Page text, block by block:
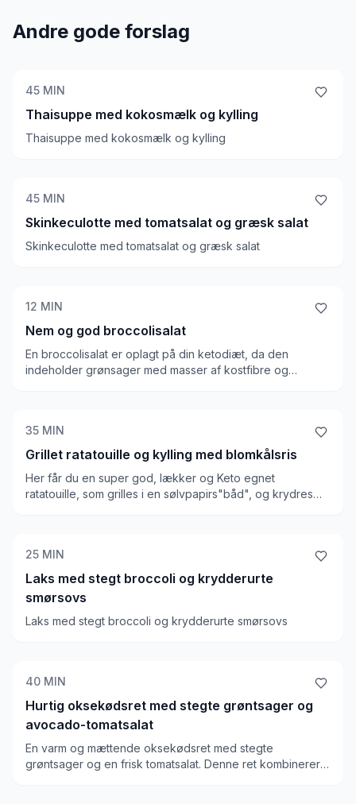
Andre gode forslag
45 MIN
Thaisuppe med kokosmælk og kylling
Thaisuppe med kokosmælk og kylling
45 MIN
Skinkeculotte med tomatsalat og græsk salat
Skinkeculotte med tomatsalat og græsk salat
12 MIN
Nem og god broccolisalat
En broccolisalat er oplagt på din ketodiæt, da den
indeholder grønsager med masser af kostfibre og
35 MIN
Grillet ratatouille og kylling med blomkålsris
Her får du en super god, lækker og Keto egnet
ratatouille, som grilles i en sølvpapirs"båd", og krydres
25 MIN
Laks med stegt broccoli og krydderurte
smørsovs
Laks med stegt broccoli og krydderurte smørsovs
40 MIN
Hurtig oksekødsret med stegte grøntsager og
avocado-tomatsalat
En varm og mættende oksekødsret med stegte
grøntsager og en frisk tomatsalat. Denne ret kombinerer